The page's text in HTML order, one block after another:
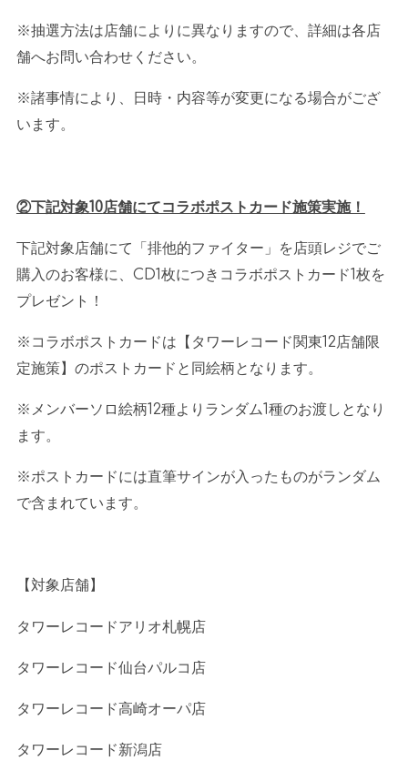
※抽選方法は店舗によりに異なりますので、詳細は各店
舗へお問い合わせください。
※諸事情により、日時・内容等が変更になる場合がござ
います。
②下記対象10店舗にてコラボポストカード施策実施！
下記対象店舗にて「排他的ファイター」を店頭レジでご
購入のお客様に、 CD1枚につきコラボポストカード1枚を
プレゼント！
※コラボポストカードは【タワーレコード関東12店舗限
定施策】のポストカードと同絵柄となります。
※メンバーソロ絵柄12種よりランダム1種のお渡しとなり
ます。
※ポストカードには直筆サインが入ったものがランダム
で含まれています。
【対象店舗】
タワーレコードアリオ札幌店
タワーレコード仙台パルコ店
タワーレコード高崎オーパ店
タワーレコード新潟店